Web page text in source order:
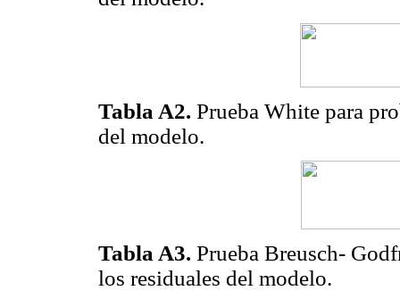
Tabla A2. Prueba White para
del modelo.
Tabla A3. Prueba Breusch-
los residuales del modelo.